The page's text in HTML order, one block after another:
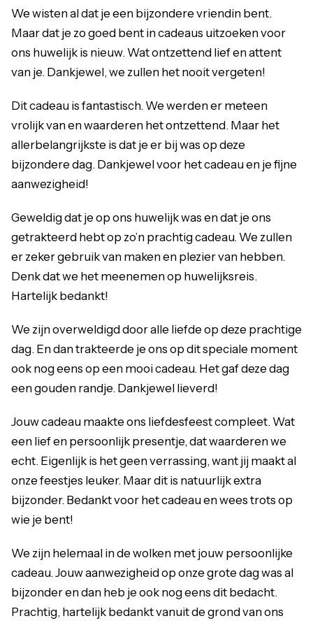
We wisten al dat je een bijzondere vriendin bent.
Maar dat je zo goed bent in cadeaus uitzoeken voor
ons huwelijk is nieuw. Wat ontzettend lief en attent
van je. Dankjewel, we zullen het nooit vergeten!
Dit cadeau is fantastisch. We werden er meteen
vrolijk van en waarderen het ontzettend. Maar het
allerbelangrijkste is dat je er bij was op deze
bijzondere dag. Dankjewel voor het cadeau en je fijne
aanwezigheid!
Geweldig dat je op ons huwelijk was en dat je ons
getrakteerd hebt op zo’n prachtig cadeau. We zullen
er zeker gebruik van maken en plezier van hebben.
Denk dat we het meenemen op huwelijksreis.
Hartelijk bedankt!
We zijn overweldigd door alle liefde op deze prachtige
dag. En dan trakteerde je ons op dit speciale moment
ook nog eens op een mooi cadeau. Het gaf deze dag
een gouden randje. Dankjewel lieverd!
Jouw cadeau maakte ons liefdesfeest compleet. Wat
een lief en persoonlijk presentje, dat waarderen we
echt. Eigenlijk is het geen verrassing, want jij maakt al
onze feestjes leuker. Maar dit is natuurlijk extra
bijzonder. Bedankt voor het cadeau en wees trots op
wie je bent!
We zijn helemaal in de wolken met jouw persoonlijke
cadeau. Jouw aanwezigheid op onze grote dag was al
bijzonder en dan heb je ook nog eens dit bedacht.
Prachtig, hartelijk bedankt vanuit de grond van ons